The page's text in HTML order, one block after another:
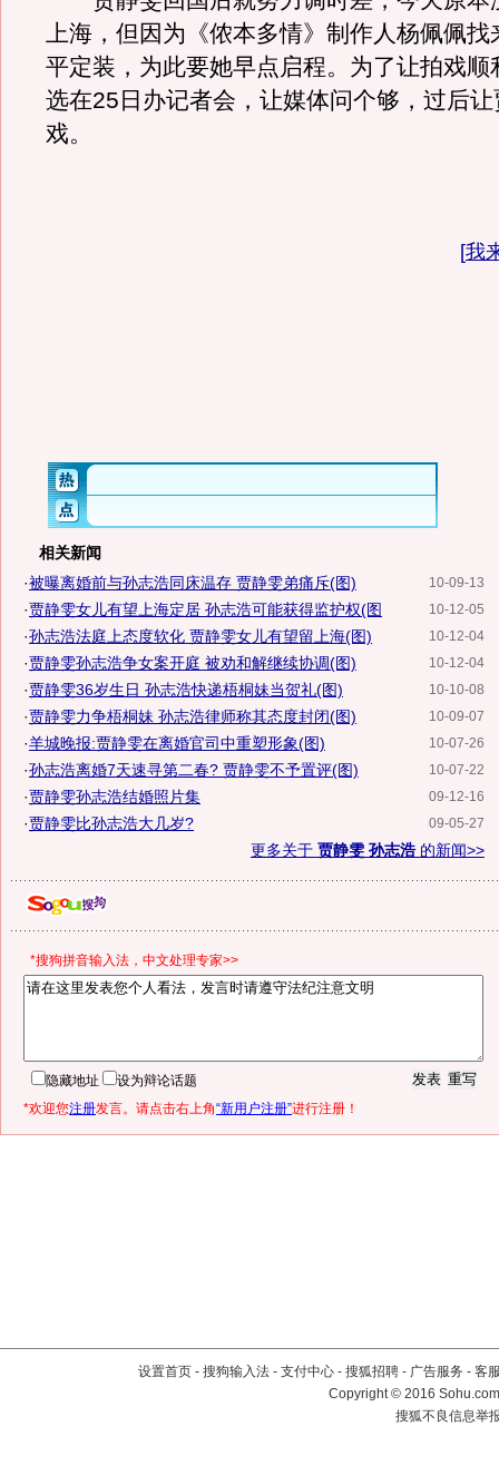
上海，但因为《侬本多情》制作人杨佩佩找
平定装，为此要她早点启程。为了让拍戏顺
选在25日办记者会，让媒体问个够，过后
戏。
[我
相关新闻
10-09-13
·被曝离婚前与孙志浩同床温存 贾静雯弟痛斥(图)
10-12-05
·贾静雯女儿有望上海定居 孙志浩可能获得监护权(图
10-12-04
·孙志浩法庭上态度软化 贾静雯女儿有望留上海(图)
10-12-04
·贾静雯孙志浩争女案开庭 被劝和解继续协调(图)
10-10-08
·贾静雯36岁生日 孙志浩快递梧桐妹当贺礼(图)
10-09-07
·贾静雯力争梧桐妹 孙志浩律师称其态度封闭(图)
10-07-26
·羊城晚报:贾静雯在离婚官司中重塑形象(图)
10-07-22
·孙志浩离婚7天速寻第二春? 贾静雯不予置评(图)
09-12-16
·贾静雯孙志浩结婚照片集
09-05-27
·贾静雯比孙志浩大几岁?
更多关于 贾静雯 孙志浩的新闻>>
*搜狗拼音输入法，中文处理专家>>
隐藏地址
设为辩论话题
*欢迎您注册发言。请点击右上角“新用户注册”进行注册！
设置首页 - 搜狗输入法 - 支付中心 - 搜狐招聘 - 广告服务 - 客
Copyright©2016
搜狐不良信息举